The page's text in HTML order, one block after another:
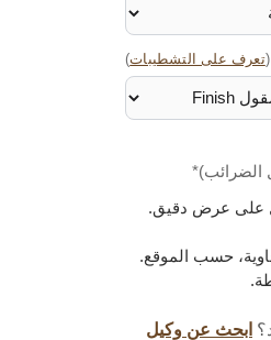
تعرف على التشطيبات)
على عرض دقيق.
حسب الموقع.
ابحث عن وكيل